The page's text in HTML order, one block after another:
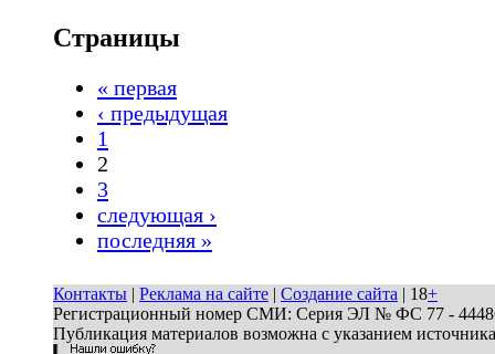
Страницы
« первая
‹ предыдущая
1
2
3
следующая ›
последняя »
Контакты | Реклама на сайте | Создание сайта | 18+
Регистрационный номер СМИ: Серия ЭЛ № ФС 77 - 44486
Публикация материалов возможна с указанием